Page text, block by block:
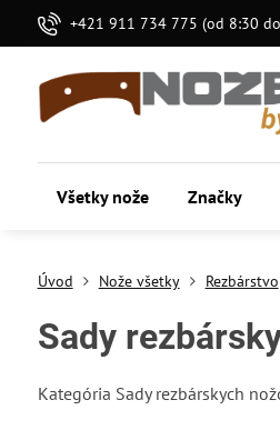
+421 911 734 775 (od 8:30
Všetky nože Značky
Úvod Nože všetky Rezbárstvo
Sady
Kategória Sady rezbárskych